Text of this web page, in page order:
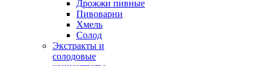
Дрожжи пивные
Пивоварни
Хмель
Солод
Экстракты и
солодовые